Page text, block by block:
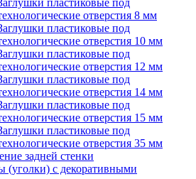
отверстия 8 мм
пластиковые под
отверстия 10 мм
пластиковые под
отверстия 12 мм
пластиковые под
отверстия 14 мм
пластиковые под
отверстия 15 мм
пластиковые под
отверстия 35 мм
задней стенки
(уголки) с декоративными